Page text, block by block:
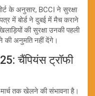
के अनुसार, BCCI ने सुरक्षा
में बोर्ड ने दुबई में मैच कराने
की सुरक्षा उनकी पहली
की अनुमति नहीं देंगे।
चैंपियंस ट्रॉफी
तक खेलने की संभावना है।